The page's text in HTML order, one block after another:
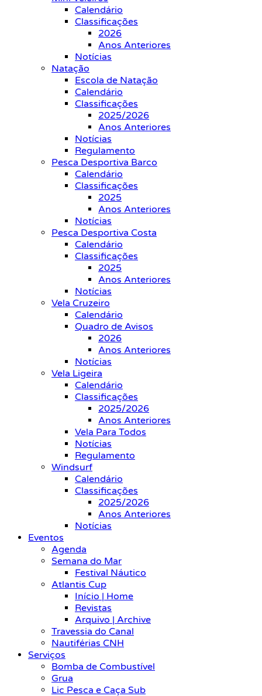
Calendário
Classificações
2026
Anos Anteriores
Notícias
Natação
Escola de Natação
Calendário
Classificações
2025/2026
Anos Anteriores
Notícias
Regulamento
Pesca Desportiva Barco
Calendário
Classificações
2025
Anos Anteriores
Notícias
Pesca Desportiva Costa
Calendário
Classificações
2025
Anos Anteriores
Notícias
Vela Cruzeiro
Calendário
Quadro de Avisos
2026
Anos Anteriores
Notícias
Vela Ligeira
Calendário
Classificações
2025/2026
Anos Anteriores
Vela Para Todos
Notícias
Regulamento
Windsurf
Calendário
Classificações
2025/2026
Anos Anteriores
Notícias
Eventos
Agenda
Semana do Mar
Festival Náutico
Atlantis Cup
Início | Home
Revistas
Arquivo | Archive
Travessia do Canal
Nautiférias CNH
Serviços
Bomba de Combustível
Grua
Lic Pesca e Caça Sub